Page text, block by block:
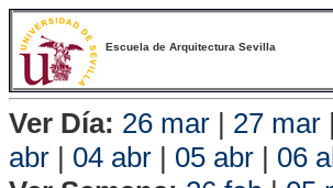
Escuela de Arquitectura Sevilla
Ver Día: 26 mar | 27 mar |
abr | 04 abr | 05 abr | 06